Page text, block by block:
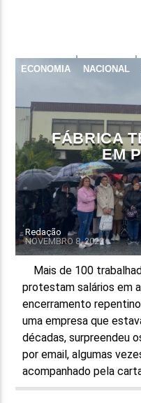
FAIXA ATUAL
TÍTULO
ARTISTA
ON FM
ECONOMIA NACIONAL
FÁBRICA
EM
Redação
NOVEMBRO 8, 2023
Mais de 100
protestam salários em
encerramento
uma empresa que
décadas, surpreendeu
por email, algumas
acompanhado pela